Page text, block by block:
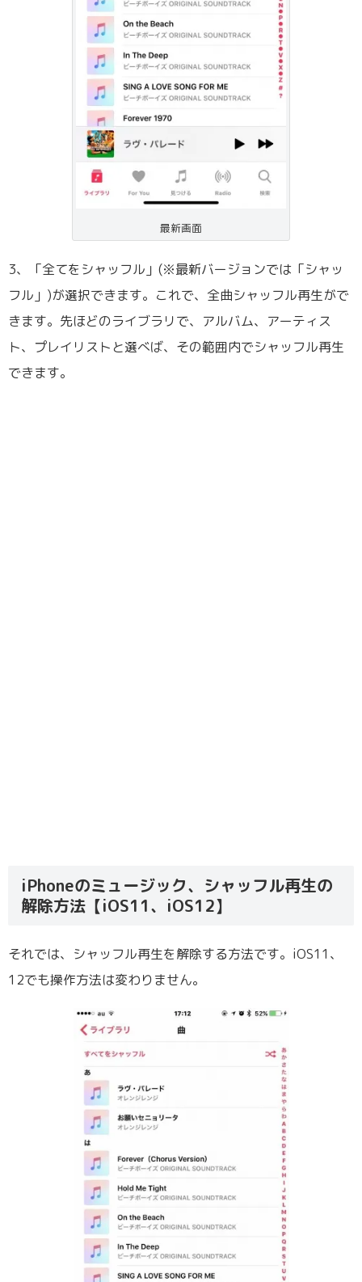
最新画面
3、「全てをシャッフル」(※最新バージョンでは「シャッ
フル」)が選択できます。これで、全曲シャッフル再生がで
きます。先ほどのライブラリで、アルバム、アーティス
ト、プレイリストと選べば、その範囲内でシャッフル再生
できます。
iPhoneのミュージック、シャッフル再生の
解除方法【iOS11、iOS12】
それでは、シャッフル再生を解除する方法です。iOS11、
12でも操作方法は変わりません。